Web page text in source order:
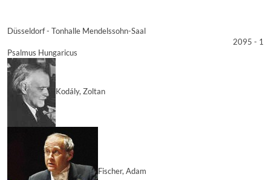
Düsseldorf - Tonhalle Mendelssohn-Saal
2095 - 1
Psalmus Hungaricus
Kodály, Zoltan
Fischer, Adam